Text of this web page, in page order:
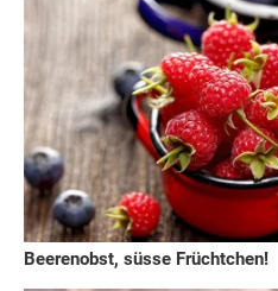
Beerenobst, süsse Früchtchen!